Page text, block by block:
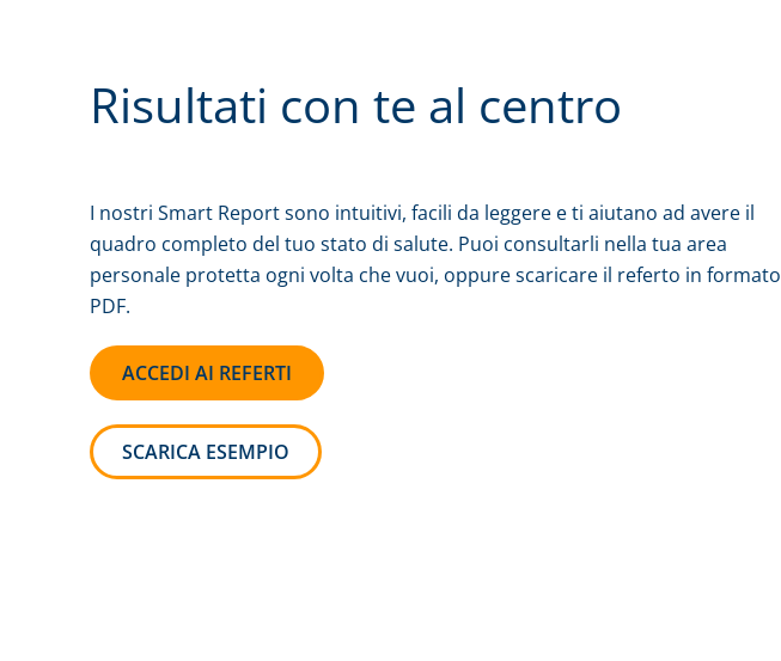
Risultati con te al centro
I nostri Smart Report sono intuitivi, facili da leggere e ti aiutano ad avere il
quadro completo del tuo stato di salute. Puoi consultarli nella tua area
personale protetta ogni volta che vuoi, oppure scaricare il referto in formato
PDF.
ACCEDI AI REFERTI
SCARICA ESEMPIO